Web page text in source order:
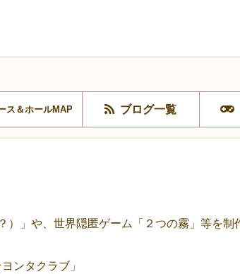
ス＆ホールMAP ブログ一覧
」や、世界隠匿ゲーム「２つの霧」等を制
ンタクラブ」